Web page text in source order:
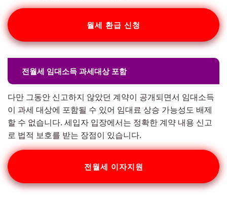
월세 환급 신청
전월세 임대소득 과세대상 포함
다만 그동안 신고하지 않았던 계약이 공개되면서 임대소득
이 과세 대상에 포함될 수 있어 임대료 상승 가능성도 배제
할 수 없습니다. 세입자 입장에서는 정확한 계약 내용 신고
로 법적 보호를 받는 장점이 있습니다.
전월세 이자지원